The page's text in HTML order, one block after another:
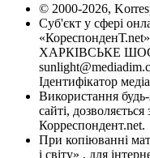
© 2000-2026,
Суб'єкт у сфері
ХАРКІВСЬКЕ
Ідентифікатор
Використання
сайті,
Корреспондент.net.
При копіюванні
і світу» , для